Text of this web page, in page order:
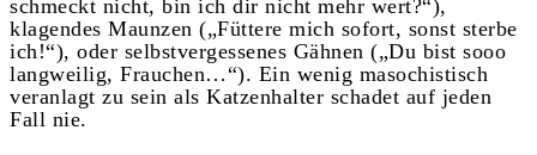
schmeckt nicht, bin ich dir nicht mehr wert?“),
klagendes Maunzen („Füttere mich sofort, sonst sterbe
ich!“), oder selbstvergessenes Gähnen („Du bist sooo
langweilig, Frauchen…“). Ein wenig masochistisch
veranlagt zu sein als Katzenhalter schadet auf jeden
Fall nie.